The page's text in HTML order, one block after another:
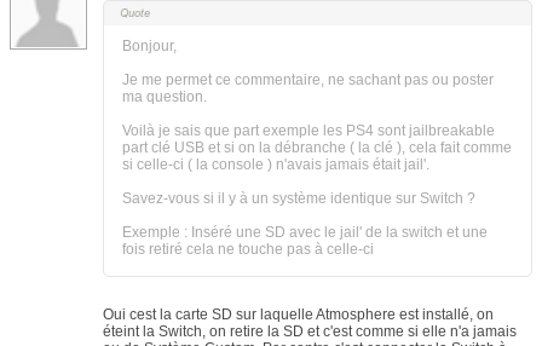
Bonjour,
Je me permet ce commentaire, ne sachant pas ou poster
ma question.
Voilà je sais que part exemple les PS4 sont jailbreakable
part clé USB et si on la débranche ( la clé ), cela fait comme
si celle-ci ( la console ) n'avais jamais était jail'.
Savez-vous si il y à un système identique sur Switch ?
Exemple : Inséré une SD avec le jail' de la switch et une
fois retiré cela ne touche pas à celle-ci
Oui cest la carte SD sur laquelle Atmosphere est installé, on
éteint la Switch, on retire la SD et c'est comme si elle n'a jamais